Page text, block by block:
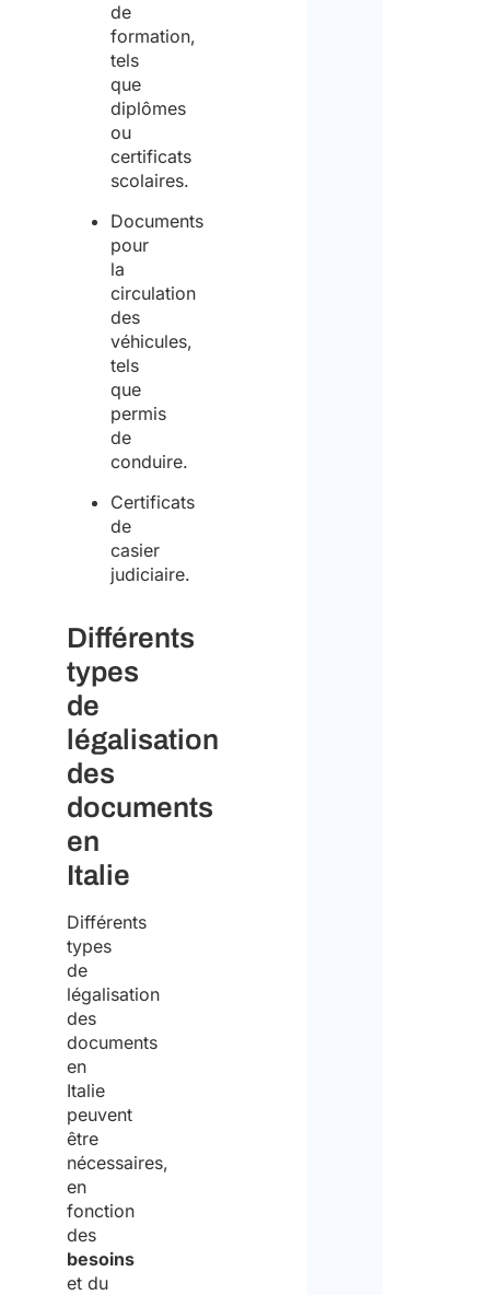
de
formation,
tels
que
diplômes
ou
certificats
scolaires.
Documents
pour
la
circulation
des
véhicules,
tels
que
permis
de
conduire.
Certificats
de
casier
judiciaire.
Différents
types
de
légalisation
des
documents
en
Italie
Différents
types
de
légalisation
des
documents
en
Italie
peuvent
être
nécessaires,
en
fonction
des
besoins
et du